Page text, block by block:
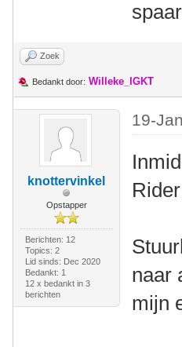
Zoek
Bedankt door: Willeke_IGKT
knottervinkel
Opstapper
Berichten: 12
Topics: 2
Lid sinds: Dec 2020
Bedankt: 1
12 x bedankt in 3
berichten
19-
Rider
naar
mijn